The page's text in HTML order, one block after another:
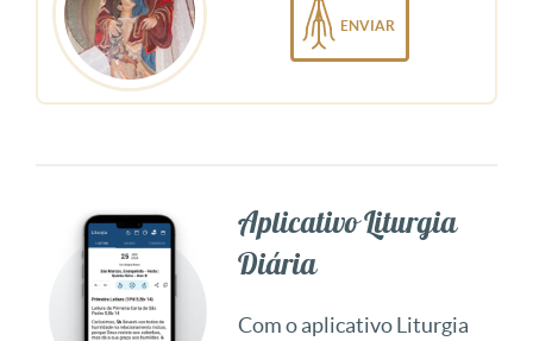
ENVIAR
Aplicativo Liturgia
Diária
Com o aplicativo Liturgia